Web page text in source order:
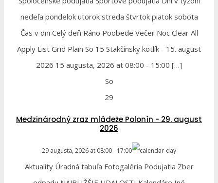
nedeľa pondelok utorok streda štvrtok piatok sobota
Čas v dni Celý deň Ráno Poobede Večer Noc Clear All
Apply List Grid Plain So 15 Stakčínsky kotlík - 15. august
2026 15 augusta, 2026 at 08:00 - 15:00 […]
So
29
Medzinárodný zraz mládeže Polonín - 29. august
2026
29 augusta, 2026 at 08:00- 17:00
Aktuality Úradná tabuľa Fotogaléria Podujatia Zber